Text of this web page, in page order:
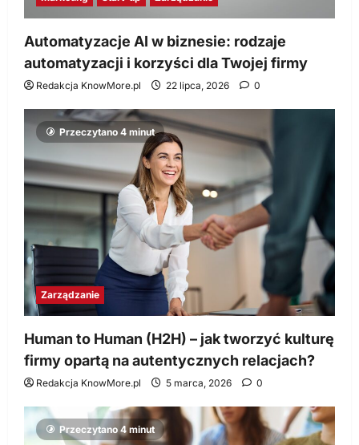
Automatyzacje AI w biznesie: rodzaje
automatyzacji i korzyści dla Twojej firmy
Redakcja KnowMore.pl 22 lipca, 2026 0
Przeczytano 4 minut
Zarządzanie
Human to Human (H2H) – jak tworzyć kulturę
firmy opartą na autentycznych relacjach?
Redakcja KnowMore.pl 5 marca, 2026 0
Przeczytano 4 minut